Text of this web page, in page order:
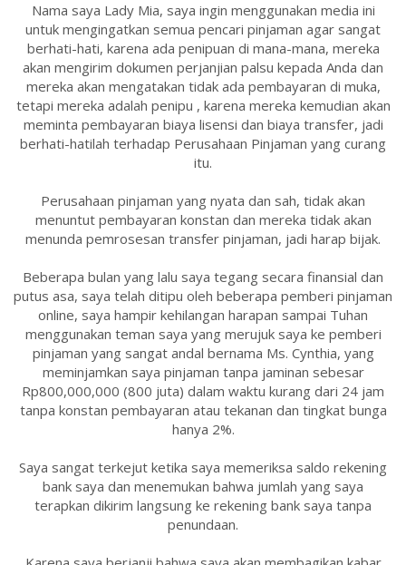
Nama saya Lady Mia, saya ingin menggunakan media ini
untuk mengingatkan semua pencari pinjaman agar sangat
berhati-hati, karena ada penipuan di mana-mana, mereka
akan mengirim dokumen perjanjian palsu kepada Anda dan
mereka akan mengatakan tidak ada pembayaran di muka,
tetapi mereka adalah penipu , karena mereka kemudian akan
meminta pembayaran biaya lisensi dan biaya transfer, jadi
berhati-hatilah terhadap Perusahaan Pinjaman yang curang
itu.
Perusahaan pinjaman yang nyata dan sah, tidak akan
menuntut pembayaran konstan dan mereka tidak akan
menunda pemrosesan transfer pinjaman, jadi harap bijak.
Beberapa bulan yang lalu saya tegang secara finansial dan
putus asa, saya telah ditipu oleh beberapa pemberi pinjaman
online, saya hampir kehilangan harapan sampai Tuhan
menggunakan teman saya yang merujuk saya ke pemberi
pinjaman yang sangat andal bernama Ms. Cynthia, yang
meminjamkan saya pinjaman tanpa jaminan sebesar
Rp800,000,000 (800 juta) dalam waktu kurang dari 24 jam
tanpa konstan pembayaran atau tekanan dan tingkat bunga
hanya 2%.
Saya sangat terkejut ketika saya memeriksa saldo rekening
bank saya dan menemukan bahwa jumlah yang saya
terapkan dikirim langsung ke rekening bank saya tanpa
penundaan.